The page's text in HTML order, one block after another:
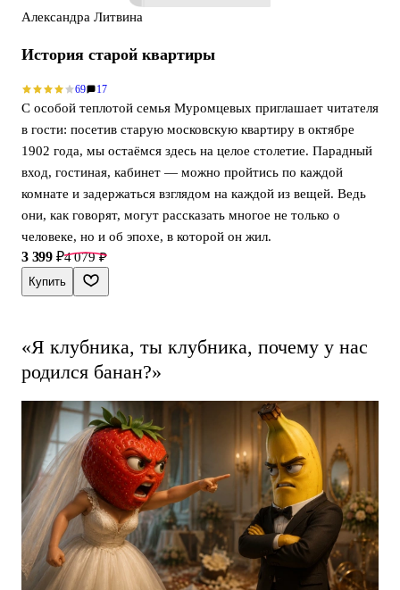
Александра Литвина
История старой квартиры
69 17
С особой теплотой семья Муромцевых приглашает читателя
в гости: посетив старую московскую квартиру в октябре
1902 года, мы остаёмся здесь на целое столетие. Парадный
вход, гостиная, кабинет — можно пройтись по каждой
комнате и задержаться взглядом на каждой из вещей. Ведь
они, как говорят, могут рассказать многое не только о
человеке, но и об эпохе, в которой он жил.
4 079 ₽
3 399 ₽
Купить
«Я клубника, ты клубника, почему у нас
родился банан?»